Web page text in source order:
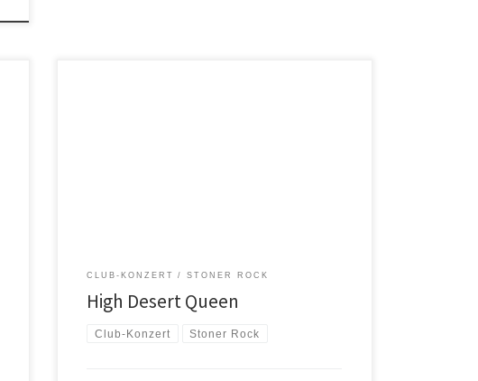
CLUB-KONZERT STONER ROCK
High Desert Queen
Club-Konzert Stoner Rock